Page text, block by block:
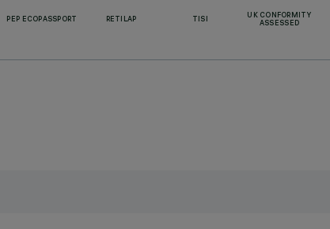
PEP ECOPASSPORT RETILAP TISI
UK CONFORMITY
ASSESSED